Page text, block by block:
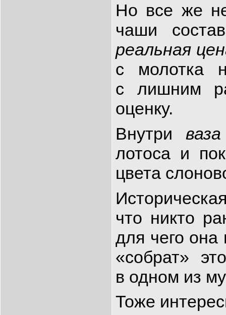
Но все же
чаши
реальная
с молотка
с лишним
оценку.
Внутри ваза
лотоса и
цвета
что никто
для чего она
«собрат»
в одном из
Тоже